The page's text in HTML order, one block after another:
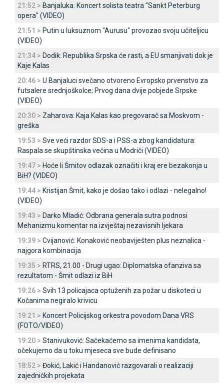
21:52 > Banjaluka: Koncert solista teatra "Sankt Peterburg
opera" (VIDEO)
21:51 > Putin u luksuznom "Aurusu" provozao svoju učiteljicu
(VIDEO)
21:34 > Dodik: Republika Srpska će rasti, a EU smanjivati dok je
Kaje Kalas
20:46 > U Banjaluci svečano otvoreno Evropsko prvenstvo za
futsalere srednjoškolce; Prvog dana dvije pobjede Srpske
(VIDEO)
20:30 > Zaharova: Kaja Kalas kao pregovarač sa Moskvom -
greška
19:53 > Sve veći razdor SDS-a i PSS-a zbog kandidatura:
Raspala se skupštinska većina u Modriči (VIDEO)
19:47 > Hoće li Šmitov odlazak označiti i kraj ere bezakonja u
BiH? (VIDEO)
19:44 > Kristijan Šmit, kako je došao tako i odlazi - nelegalno!
(VIDEO)
19:43 > Darko Mladić: Odbrana generala sutra podnosi
Mehanizmu komentar na izvještaj nezavisnih ljekara
19:39 > Cvijanović: Konaković neobaviješten plus neznalica -
najgora kombinacija
19:35 > RTRS, 21.00 - Drugi ugao: Diplomatska ofanziva sa
rezultatom - Šmit odlazi iz BiH
19:26 > Svih 13 policajaca optuženih za požar u diskoteci u
Kočanima negiralo krivicu
19:21 > Koncert Policijskog orkestra povodom Dana VRS
(FOTO/VIDEO)
19:20 > Stanivuković: Sačekaćemo sa imenima kandidata,
očekujemo da u toku mjeseca sve bude definisano
18:52 > Đokić, Lakić i Handanović razgovarali o realizaciji
zajedničkih projekata